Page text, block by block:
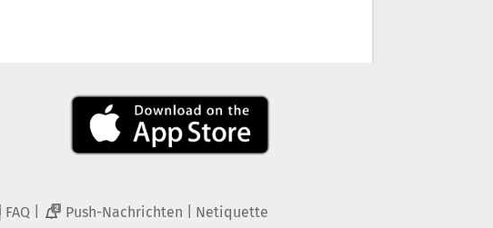
FAQ 2 Push-Nachrichten Netiquette